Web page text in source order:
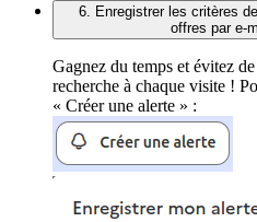
6. Enregistrer les critères
offres par e-
Gagnez du temps et évitez
recherche à chaque visite !
« Créer une alerte » :